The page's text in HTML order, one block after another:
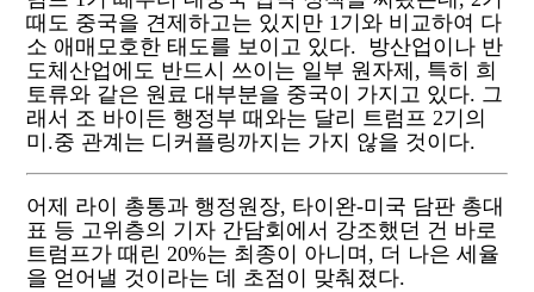
때도 중국을 견제하고는 있지만 1기와 비교하여 다
소 애매모호한 태도를 보이고 있다.
방산업이나 반
도체산업에도 반드시 쓰이는 일부 원자제 , 특히 희
토류와 같은 원료 대부분을 중국이 가지고 있다. 그
래서 조 바이든 행정부 때와는 달리 트럼프2기의
미 .중 관계는 디커플링까지는 가지 않을 것이다.
어제 라이 총통과 행정원장, 타이완-미국 담판 총대
표 등 고위층의 기자 간담회에서 강조했던 건 바로
트럼프가 때린 20%는 최종이 아니며 , 더 나은 세율
을 얻어낼 것이라는 데 초점이 맞춰졌다.